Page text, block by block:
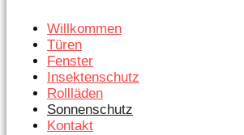
Willkommen
Türen
Fenster
Insektenschutz
Rollläden
Sonnenschutz
Kontakt